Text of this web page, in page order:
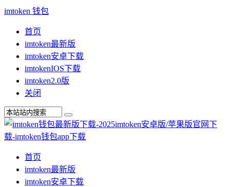
imtoken 钱包
首页
imtoken最新版
imtoken安卓下载
imtokenIOS下载
imtoken2.0版
关闭
首页
imtoken最新版
imtoken安卓下载